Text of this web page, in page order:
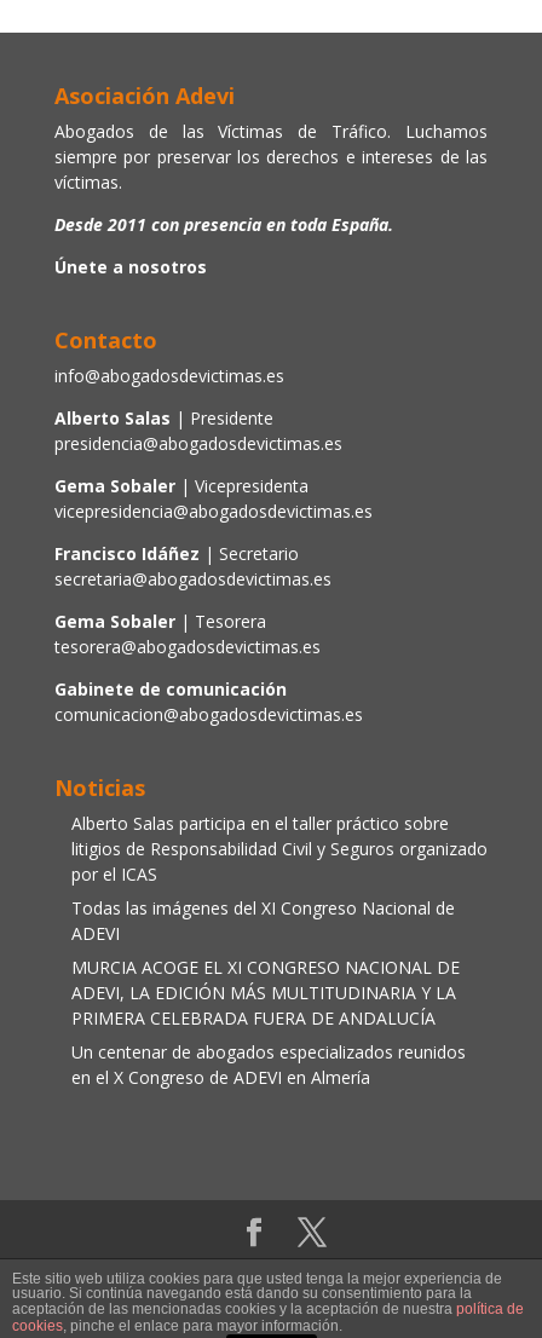
Asociación Adevi
Abogados de las Víctimas de Tráfico. Luchamos
siempre por preservar los derechos e intereses de las
víctimas.
Desde 2011 con presencia en toda España.
Únete a nosotros
Contacto
info@abogadosdevictimas.es
Alberto Salas | Presidente
presidencia@abogadosdevictimas.es
Gema Sobaler | Vicepresidenta
vicepresidencia@abogadosdevictimas.es
Francisco Idáñez | Secretario
secretaria@abogadosdevictimas.es
Gema Sobaler| Tesorera
tesorera@abogadosdevictimas.es
Gabinete de comunicación
comunicacion@abogadosdevictimas.es
Noticias
Alberto Salas participa en el taller práctico sobre
litigios de Responsabilidad Civil y Seguros organizado
por el ICAS
Todas las imágenes del XI Congreso Nacional de
ADEVI
MURCIA ACOGE EL XI CONGRESO NACIONAL DE
ADEVI, LA EDICIÓN MÁS MULTITUDINARIA Y LA
PRIMERA CELEBRADA FUERA DE ANDALUCÍA
Un centenar de abogados especializados reunidos
en el X Congreso de ADEVI en Almería
Aviso legal|Política de cookies
Adevi ® Abogados de víctimas de accidentes.
Este sitio web utiliza cookies para que usted tenga la mejor experiencia de
usuario. Si continúa navegando está dando su consentimiento para la
aceptación de las mencionadas cookies y la aceptación de nuestra política de
cookies, pinche el enlace para mayor información.